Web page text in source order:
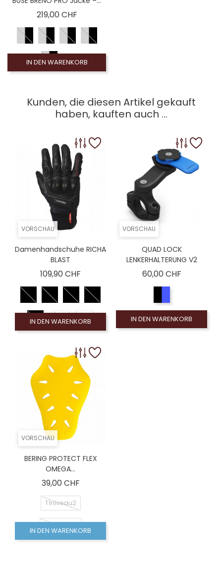
219,00 CHFPreis
IN DEN WARENKORB
Kunden, die diesen Artikel gekauft
haben, kauften auch ...
VORSCHAU
Damenhandschuhe RICHA
BLAST
109,90 CHF
DL DM
IN DEN WARENKORB
VORSCHAU
QUAD LOCK
LENKERHALTERUNG V2
60,00 CHFPreis
IN DEN WARENKORB
VORSCHAU
BERING PROTECT FLEX
OMEGA...
39,00 CHFPreis
T1niveau2
T3niveau2
IN DEN WARENKORB